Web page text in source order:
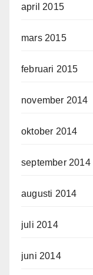
april 2015
mars 2015
februari 2015
november 2014
oktober 2014
september 2014
augusti 2014
juli 2014
juni 2014